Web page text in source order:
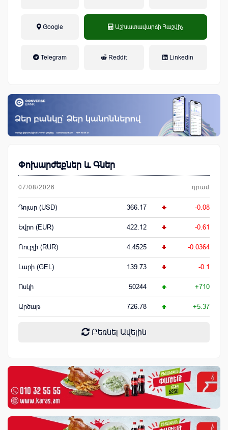
Google Աշխատավարձի Հաշվիչ
Telegram Reddit Linkedin
Փոխարժեքներ և Գներ
07/08/2026 դրամ
Դոլար (USD) 366.17 -0.08
Եվրո (EUR) 422.12 -0.61
Ռուբլի (RUR) 4.4525 -0.0364
Լարի (GEL) 139.73 -0.1
Ոսկի 50244 +710
Արծաթ 726.78 +5.37
Բեռնել Ավելին